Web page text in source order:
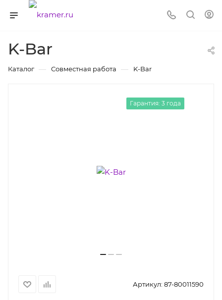
K-Bar
Каталог — Совместная работа — K-Bar
Гарантия: 3 года
Артикул: 87-80011590